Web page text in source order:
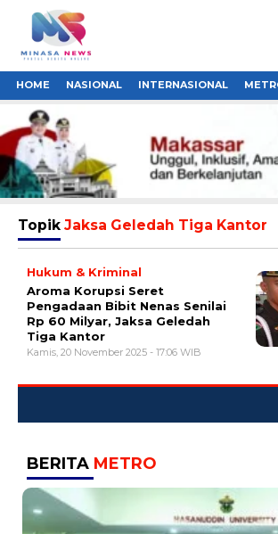
HOME NASIONAL INTERNASIONAL
Topik Jaksa Geledah Tiga Kantor
Hukum & Kriminal
Aroma Korupsi Seret
Pengadaan Bibit Nenas Senilai
Rp 60 Milyar, Jaksa Geledah
Tiga Kantor
Kamis, 20 November 2025 - 17:06 WIB
BERITA METRO